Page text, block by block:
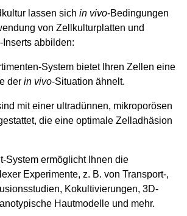
lassen sich in vivo-Bedingungen
von Zellkulturplatten und
Inserts abbilden:
System bietet Ihren Zellen eine
der in vivo-Situation ähnelt.
mit einer ultradünnen, mikroporösen
die eine optimale Zelladhäsion
System ermöglicht Ihnen die
Experimente, z. B. von Transport-,
Kokultivierungen, 3D-
Hautmodelle und mehr.